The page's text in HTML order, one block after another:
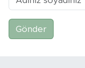
Gönder